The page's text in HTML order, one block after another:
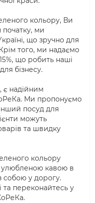
кольору, Ви
початку, ми
що зручно для
Крім того, ми надаємо
що робить наші
бізнесу.
є надійним
Ми пропонуємо
посуд для
можуть
та швидку
кольору
улюбленою кавою в
собою у дорогу.
переконайтесь у